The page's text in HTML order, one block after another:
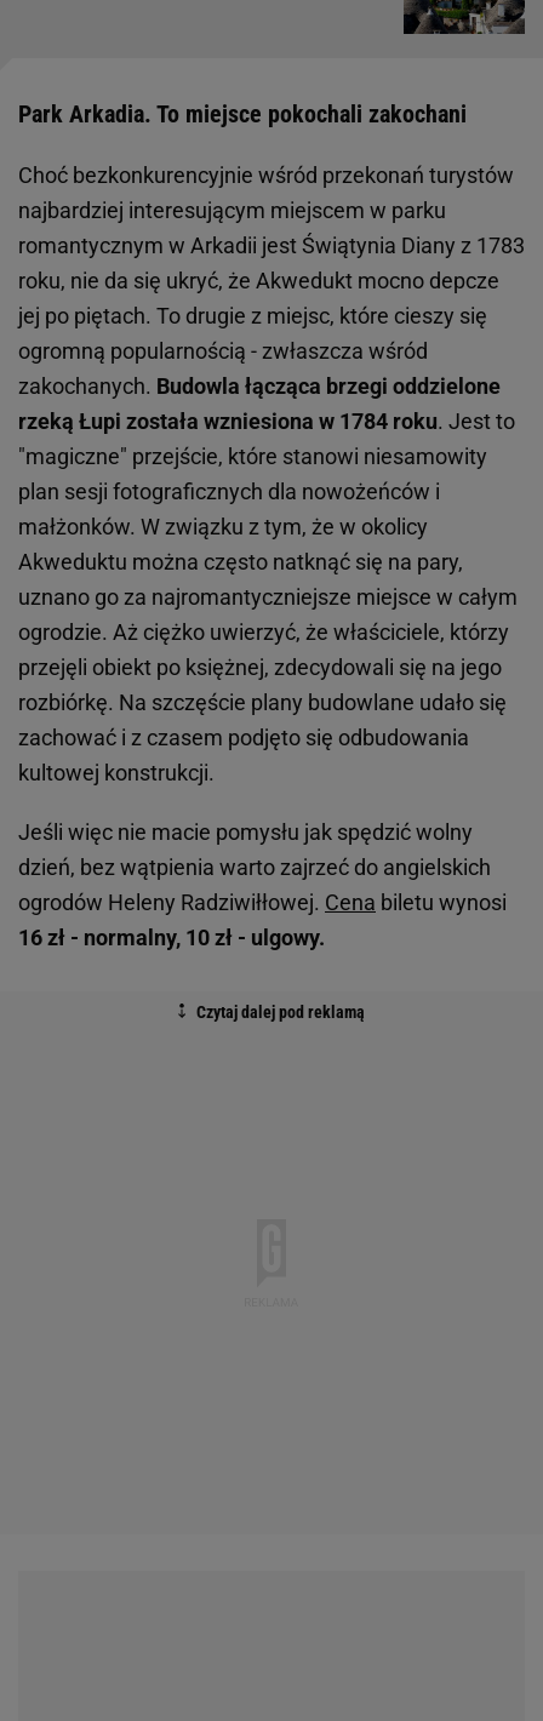
Park Arkadia. To miejsce pokochali zakochani
Choć bezkonkurencyjnie wśród przekonań turystów
najbardziej interesującym miejscem w parku
romantycznym w Arkadii jest Świątynia Diany z 1783
roku, nie da się ukryć, że Akwedukt mocno depcze
jej po piętach. To drugie z miejsc, które cieszy się
ogromną popularnością - zwłaszcza wśród
zakochanych. Budowla łącząca brzegi oddzielone
rzeką Łupi została wzniesiona w 1784 roku. Jest to
"magiczne" przejście, które stanowi niesamowity
plan sesji fotograficznych dla nowożeńców i
małżonków. W związku z tym, że w okolicy
Akweduktu można często natknąć się na pary,
uznano go za najromantyczniejsze miejsce w całym
ogrodzie. Aż ciężko uwierzyć, że właściciele, którzy
przejęli obiekt po księżnej, zdecydowali się na jego
rozbiórkę. Na szczęście plany budowlane udało się
zachować i z czasem podjęto się odbudowania
kultowej konstrukcji.
Jeśli więc nie macie pomysłu jak spędzić wolny
dzień, bez wątpienia warto zajrzeć do angielskich
ogrodów Heleny Radziwiłłowej. Cena biletu wynosi
16 zł - normalny, 10 zł - ulgowy.